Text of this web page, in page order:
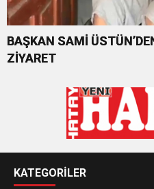
BAŞKAN SAMİ
ZİYARET
KATEGORİLER